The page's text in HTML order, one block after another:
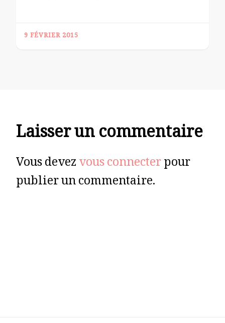
9 FÉVRIER 2015
Laisser un commentaire
Vous devezvous connecterpour
publier un commentaire.